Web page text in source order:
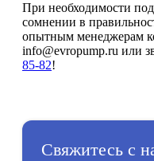
При необходимости
сомнении в
опытным менеджерам
info@evropump.ru или
85-82!
Свяжитесь с